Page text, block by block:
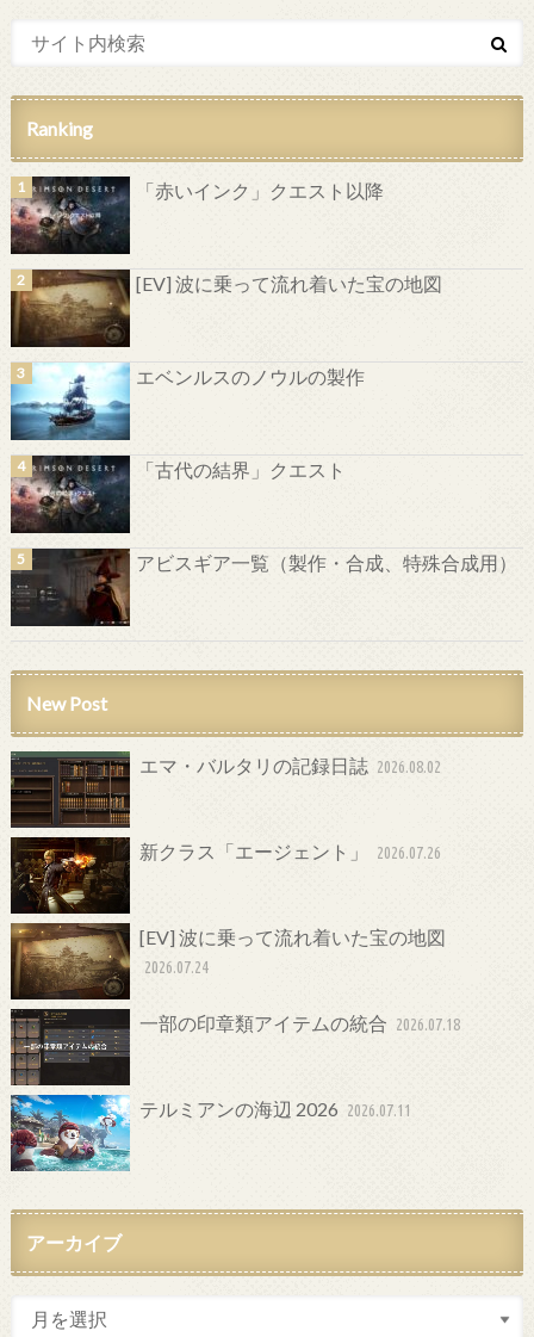
Ranking
「赤いインク」クエスト以降
[EV] 波に乗って流れ着いた宝の地図
エベンルスのノウルの製作
「古代の結界」クエスト
アビスギア一覧（製作・合成、特殊合成用）
New Post
エマ・バルタリの記録日誌 2026.08.02
新クラス「エージェント」 2026.07.26
[EV] 波に乗って流れ着いた宝の地図
2026.07.24
一部の印章類アイテムの統合 2026.07.18
テルミアンの海辺 2026 2026.07.11
アーカイブ